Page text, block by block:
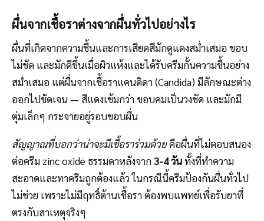
ผื่นจากเชื้อราต่างจากผื่นทั่วไปอย่างไร
ผื่นที่เกิดจากความชื้นและการเสียดสีมักดูแดงสม่ำเสมอ ขอบ
ไม่ชัด และมักดีขึ้นเมื่อผิวแห้งและได้รับครีมกั้นความชื้นอย่าง
สม่ำเสมอ แต่ผื่นจากเชื้อราแคนดิดา (Candida) มีลักษณะต่าง
ออกไปชัดเจน — สีแดงเข้มกว่า ขอบคมเป็นวงชัด และมักมี
ตุ่มเล็กๆ กระจายอยู่รอบขอบผื่น
สัญญาณที่บอกว่าน่าจะมีเชื้อราร่วมด้วยคือผื่นที่ไม่ตอบสนอง
ต่อครีม zinc oxide ธรรมดาหลังจาก 3-4 วันทั้งที่ทำความ
สะอาดและทาครีมถูกต้องแล้ว ในกรณีนี้ครีมป้องกันผื่นทั่วไป
ไม่ช่วย เพราะไม่มีฤทธิ์ต้านเชื้อรา ต้องพบแพทย์เพื่อรับยาที่
ตรงกับสาเหตุจริงๆ